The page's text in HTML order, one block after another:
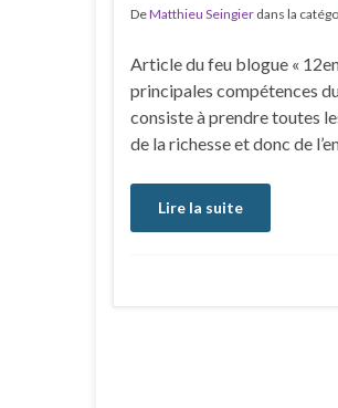
DeMatthieu Seingier dans la
Article du feu blogue «
principales compétences
consiste à prendre toutes
de la richesse et donc de
Lire la suite